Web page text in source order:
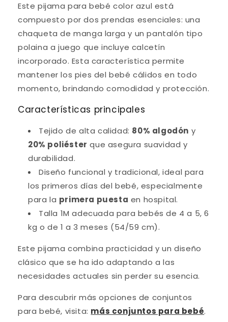
Este pijama para bebé color azul está
compuesto por dos prendas esenciales: una
chaqueta de manga larga y un pantalón tipo
polaina a juego que incluye calcetín
incorporado. Esta característica permite
mantener los pies del bebé cálidos en todo
momento, brindando comodidad y protección.
Características principales
Tejido de alta calidad: 80% algodón y
20% poliéster que asegura suavidad y
durabilidad.
Diseño funcional y tradicional, ideal para
los primeros días del bebé, especialmente
para la primera puesta en hospital.
Talla 1M adecuada para bebés de 4 a 5, 6
kg o de 1 a 3 meses (54/59 cm).
Este pijama combina practicidad y un diseño
clásico que se ha ido adaptando a las
necesidades actuales sin perder su esencia.
Para descubrir más opciones de conjuntos
para bebé, visita: más conjuntos para bebé.